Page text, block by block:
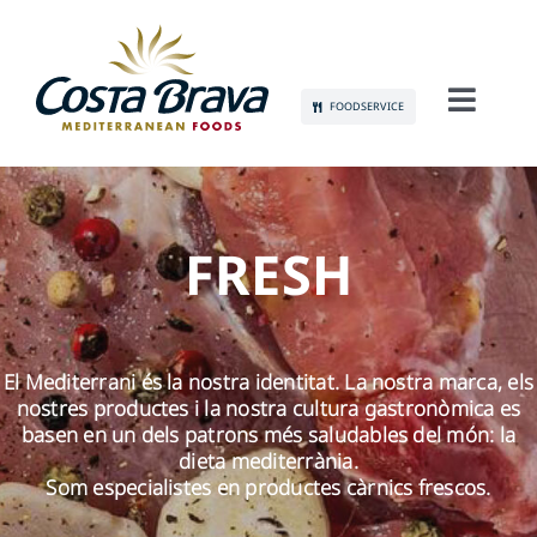
content
FOODSERVICE
CONEIX-NOS
SOSTENIBILITAT
PRODUCTES
COMUNICACIÓ
OCUPACIÓ
CONTACTE
FRESH
El Mediterrani és la nostra identitat. La nostra marca, els
nostres productes i la nostra cultura gastronòmica es
basen en un dels patrons més saludables del món: la
dieta mediterrània.
Som especialistes en productes càrnics frescos.